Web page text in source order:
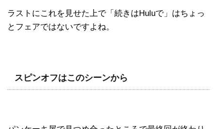
ラストにこれを見せた上で「続きはHuluで」はちょっ
とフェアではないですよね。
スピンオフはこのシーンから